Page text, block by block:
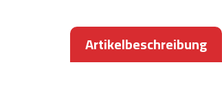
Artikelbeschreibung